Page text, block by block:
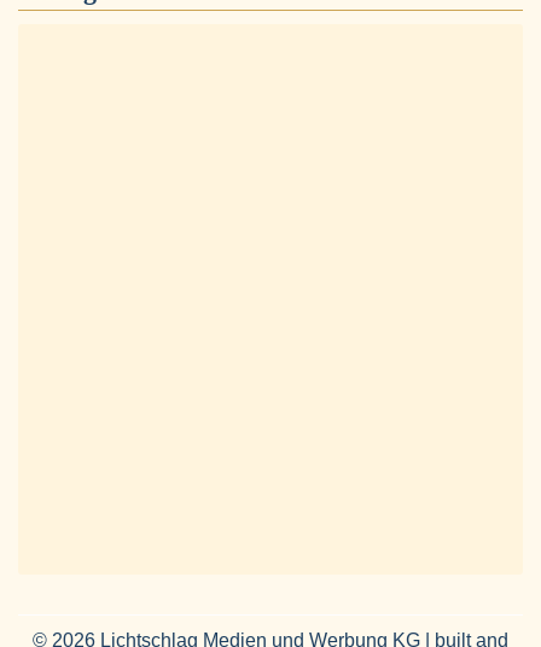
© 2026 Lichtschlag Medien und Werbung KG | built and